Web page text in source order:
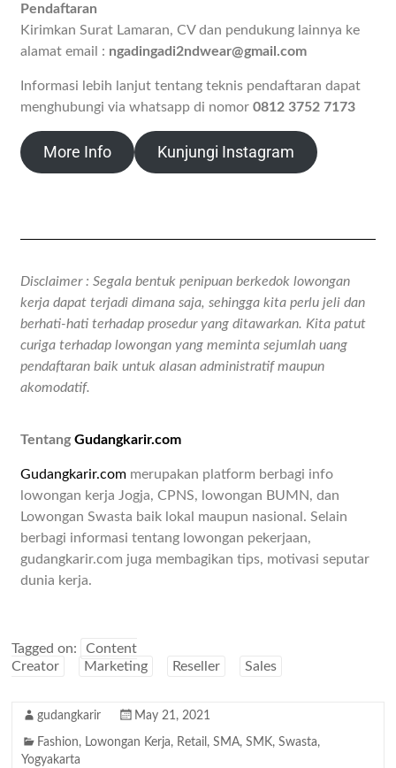
Pendaftaran
Kirimkan Surat Lamaran, CV dan pendukung lainnya ke
alamat email : ngadingadi2ndwear@gmail.com
Informasi lebih lanjut tentang teknis pendaftaran dapat
menghubungi via whatsapp di nomor0812 3752 7173
More Info Kunjungi Instagram
Disclaimer : Segala bentuk penipuan berkedok lowongan
kerja dapat terjadi dimana saja, sehingga kita perlu jeli dan
berhati-hati terhadap prosedur yang ditawarkan. Kita patut
curiga terhadap lowongan yang meminta sejumlah uang
pendaftaran baik untuk alasan administratif maupun
akomodatif.
TentangGudangkarir.com
Gudangkarir.com merupakan platform berbagi info
lowongan kerja Jogja, CPNS, lowongan BUMN, dan
Lowongan Swasta baik lokal maupun nasional. Selain
berbagi informasi tentang lowongan pekerjaan,
gudangkarir.com juga membagikan tips, motivasi seputar
dunia kerja.
Tagged on:
Content
Creator
Marketing Reseller Sales
gudangkarir May 21, 2021
Fashion, Lowongan Kerja, Retail ,SMA,SMK,Swasta,
Yogyakarta